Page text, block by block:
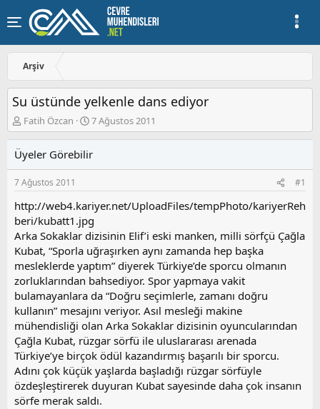
Arşiv
Su üstünde yelkenle dans ediyor
K
o
u
y
u
a
ş
l
a
t
a
n
Fatih Özcan
B
a
l
a
ı
ç
t
a
r
i
h
i
7 Ağustos 2011
Üyeler Görebilir
7 Ağustos 2011 #1
http://web4.kariyer.net/UploadFiles/tempPhoto/kariyerReh
beri/kubatt1.jpg
Arka Sokaklar dizisinin Elif’i eski manken, milli sörfçü Çağla
Kubat, “Sporla uğraşırken aynı zamanda hep başka
mesleklerde yaptım” diyerek Türkiye’de sporcu olmanın
zorluklarından bahsediyor. Spor yapmaya vakit
bulamayanlara da “Doğru seçimlerle, zamanı doğru
kullanın” mesajını veriyor. Asıl mesleği makine
mühendisliği olan Arka Sokaklar dizisinin oyuncularından
Çağla Kubat, rüzgar sörfü ile uluslararası arenada
Türkiye’ye birçok ödül kazandırmış başarılı bir sporcu.
Adını çok küçük yaşlarda başladığı rüzgar sörfüyle
özdeşleştirerek duyuran Kubat sayesinde daha çok insanın
sörfe merak saldı.